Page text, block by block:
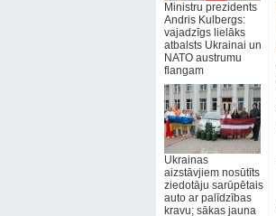
Ministru prezidents
Andris Kulbergs:
vajadzīgs lielāks
atbalsts Ukrainai un
NATO austrumu
flangam
Ukrainas
aizstāvjiem nosūtīts
ziedotāju sarūpētais
auto ar palīdzības
kravu; sākas jauna